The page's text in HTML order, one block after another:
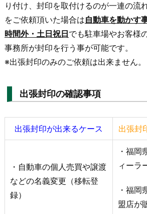
り付け、封印を取付けるのが一連の流
をご依頼頂いた場合は自動車を動かす
時間外・土日祝日でも駐車場やお客様
事務所が封印を行う事が可能です。
※出張封印のみのご依頼は出来ません。
出張封印の確認事項
出張封印が出来るケース 出張封
・自動車の個人売買や譲渡
などの名義変更（移転登
録）
・福岡
ィーラ
・福岡
盟店が